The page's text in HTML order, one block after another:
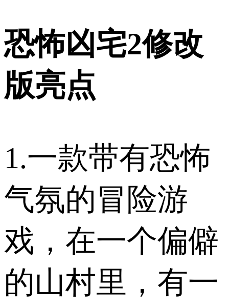
恐怖凶宅2修改
版亮点
1.一款带有恐怖
气氛的冒险游
戏，在一个偏僻
的山村里，有一